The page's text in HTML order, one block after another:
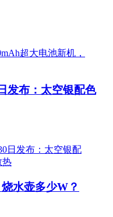
发布：太空银配色
水壶多少W？